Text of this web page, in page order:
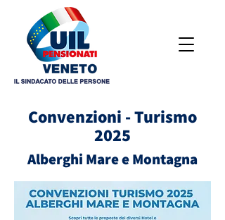
Convenzioni - Turismo
2025
Alberghi Mare e Montagna